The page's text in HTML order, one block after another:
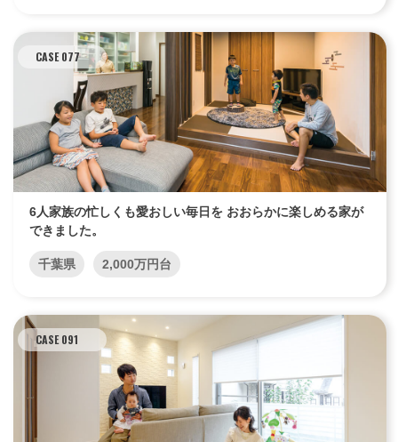
CASE 077
6人家族の忙しくも愛おしい毎日を おおらかに楽しめる家が
できました。
千葉県 2,000万円台
CASE 091